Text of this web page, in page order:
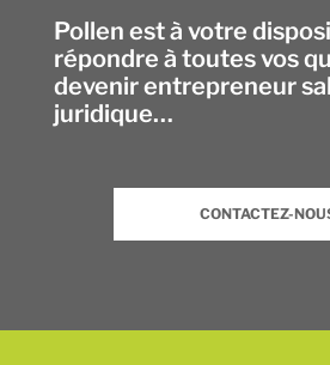
Pollen est à votre
répondre à toutes vos
devenir entrepreneur
juridique…
CONTACTEZ-